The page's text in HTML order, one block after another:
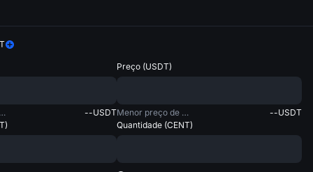
Maior preço de compra --USDT
)
Preço(USDT)
Menor preço de venda --USDT
Quantidade(CENT)